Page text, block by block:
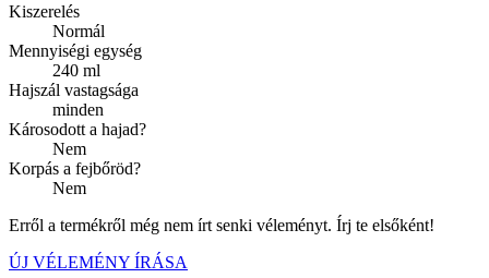
Kiszerelés
Normál
Mennyiségi egység
240 ml
Hajszál vastagsága
minden
Károsodott a hajad?
Nem
Korpás a fejbőröd?
Nem
Erről a termékről még nem írt senki véleményt. Írj te elsőként!
ÚJ VÉLEMÉNY ÍRÁSA